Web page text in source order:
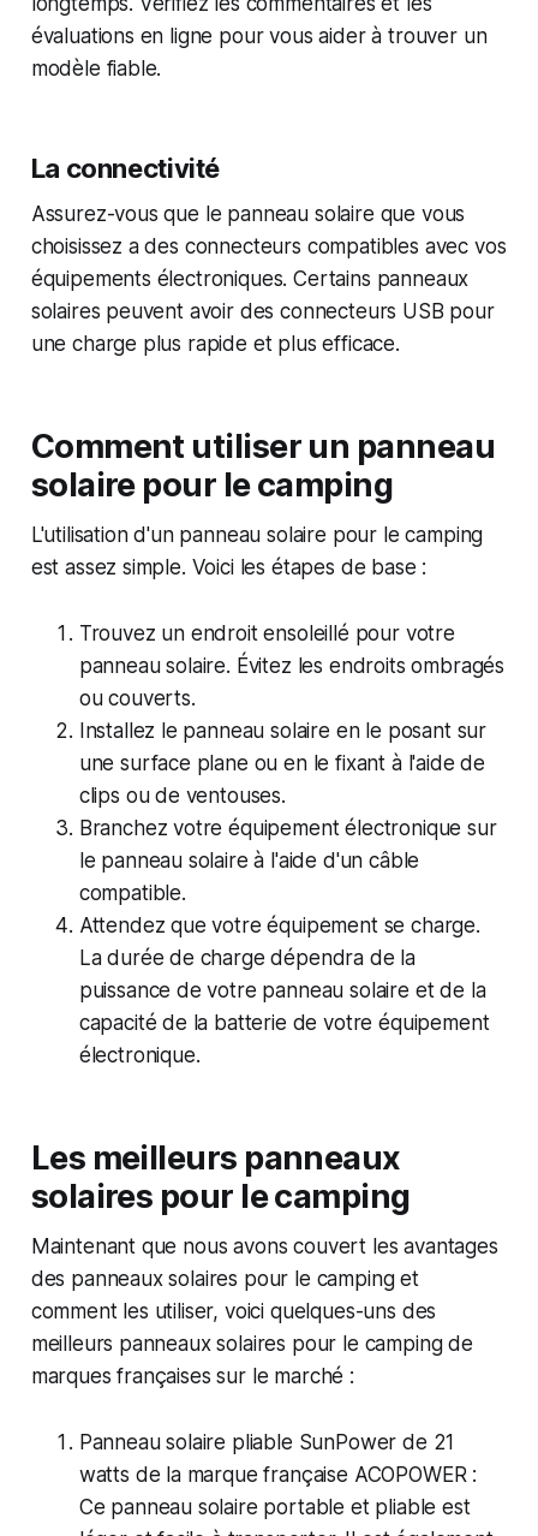
évaluations en ligne pour vous aider à trouver un
modèle fiable.
La connectivité
Assurez-vous que le panneau solaire que vous
choisissez a des connecteurs compatibles avec vos
équipements électroniques. Certains panneaux
solaires peuvent avoir des connecteurs USB pour
une charge plus rapide et plus efficace.
Comment utiliser un panneau
solaire pour le camping
L'utilisation d'un panneau solaire pour le camping
est assez simple. Voici les étapes de base :
Trouvez un endroit ensoleillé pour votre
panneau solaire. Évitez les endroits ombragés
ou couverts.
Installez le panneau solaire en le posant sur
une surface plane ou en le fixant à l'aide de
clips ou de ventouses.
Branchez votre équipement électronique sur
le panneau solaire à l'aide d'un câble
compatible.
Attendez que votre équipement se charge.
La durée de charge dépendra de la
puissance de votre panneau solaire et de la
capacité de la batterie de votre équipement
électronique.
Les meilleurs panneaux
solaires pour le camping
Maintenant que nous avons couvert les avantages
des panneaux solaires pour le camping et
comment les utiliser, voici quelques-uns des
meilleurs panneaux solaires pour le camping de
marques françaises sur le marché :
Panneau solaire pliable SunPower de 21
watts de la marque française ACOPOWER :
Ce panneau solaire portable et pliable est